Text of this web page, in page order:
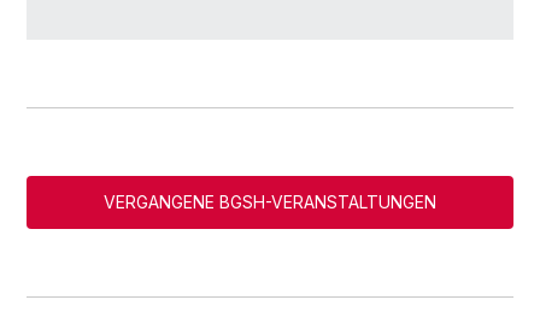
VERGANGENE BGSH-VERANSTALTUNGEN